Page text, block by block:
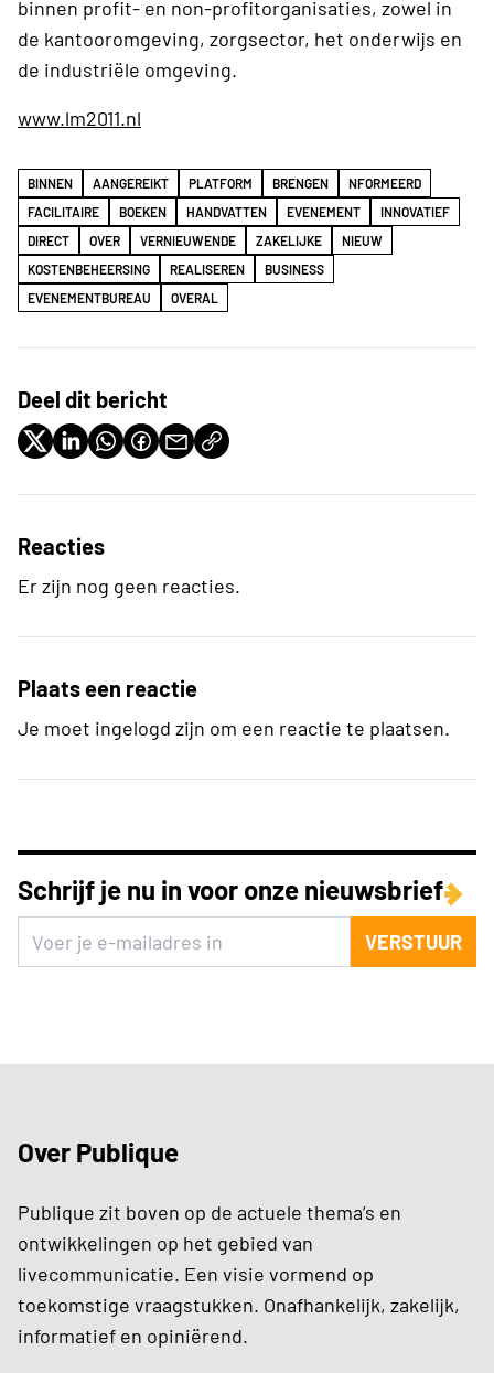
binnen profit- en non-profitorganisaties, zowel in
de kantooromgeving, zorgsector, het onderwijs en
de industriële omgeving.
www.lm2011.nl
BINNEN AANGEREIKT PLATFORM BRENGEN
NFORMEERD
FACILITAIRE
BOEKEN HANDVATTEN EVENEMENT
INNOVATIEF
DIRECT
OVER VERNIEUWENDE ZAKELIJKE
NIEUW
KOSTENBEHEERSING
REALISEREN
BUSINESS
EVENEMENTBUREAU
OVERAL
Deel dit bericht
Reacties
Er zijn nog geen reacties.
Plaats een reactie
Je moet ingelogd zijn om een reactie te plaatsen.
Schrijf je nu in voor onze nieuwsbrief
VERSTUUR
Over Publique
Publique zit boven op de actuele thema’s en
ontwikkelingen op het gebied van
livecommunicatie. Een visie vormend op
toekomstige vraagstukken. Onafhankelijk, zakelijk,
informatief en opiniërend.